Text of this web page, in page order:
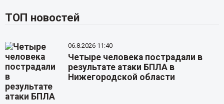
ТОП новостей
06.8.2026 11:40
Четыре человека пострадали в
результате атаки БПЛА в
Нижегородской области